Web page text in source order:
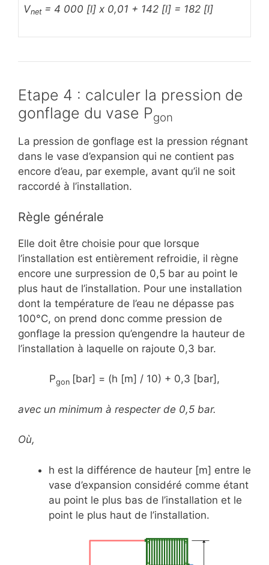
Vnet = 4 000 [l] x 0,01 + 142 [l] = 182 [l]
Etape 4 : calculer la pression de
gonflage du vase Pgon
La pression de gonflage est la pression régnant
dans le vase d’expansion qui ne contient pas
encore d’eau, par exemple, avant qu’il ne soit
raccordé à l’installation.
Règle générale
Elle doit être choisie pour que lorsque
l’installation est entièrement refroidie, il règne
encore une surpression de 0,5 bar au point le
plus haut de l’installation. Pour une installation
dont la température de l’eau ne dépasse pas
100°C, on prend donc comme pression de
gonflage la pression qu’engendre la hauteur de
l’installation à laquelle on rajoute 0,3 bar.
Pgon [bar] = (h [m] / 10) + 0,3 [bar],
avec un minimum à respecter de 0,5 bar.
Où,
h est la différence de hauteur [m] entre le
vase d’expansion considéré comme étant
au point le plus bas de l’installation et le
point le plus haut de l’installation.